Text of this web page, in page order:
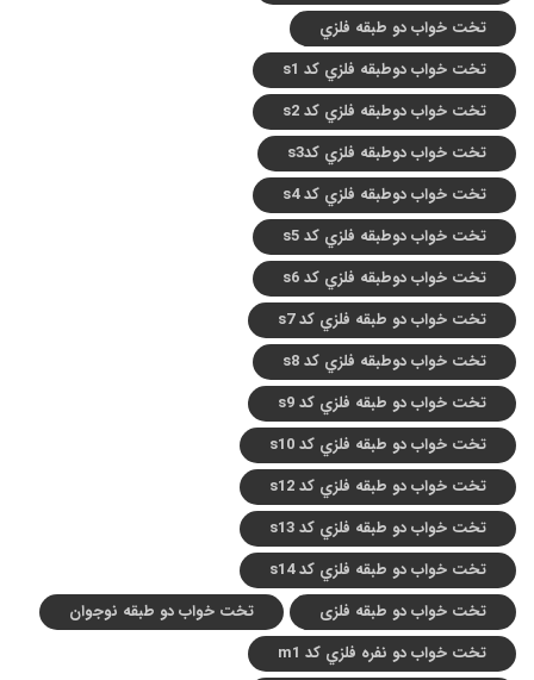
تخت خواب دو طبقه فلزي
تخت خواب دوطبقه فلزي کد s1
تخت خواب دوطبقه فلزي کد s2
تخت خواب دوطبقه فلزي کدs3
تخت خواب دوطبقه فلزي کد s4
تخت خواب دوطبقه فلزي کد s5
تخت خواب دوطبقه فلزي کد s6
تخت خواب دو طبقه فلزي کد s7
تخت خواب دوطبقه فلزي کد s8
تخت خواب دو طبقه فلزي کد s9
تخت خواب دو طبقه فلزي کد s10
تخت خواب دو طبقه فلزي کد s12
تخت خواب دو طبقه فلزي کد s13
تخت خواب دو طبقه فلزي کد s14
تخت خواب دو طبقه فلزی
تخت خواب دو طبقه نوجوان
تخت خواب دو نفره فلزي کد m1